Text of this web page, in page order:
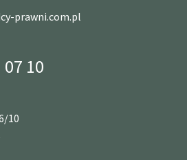
prawni.com.pl
07 10
10